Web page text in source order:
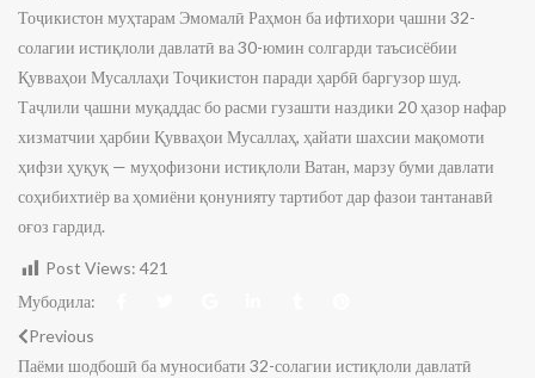
Тоҷикистон муҳтарам Эмомалӣ Раҳмон ба ифтихори ҷашни 32-
солагии истиқлоли давлатӣ ва 30-юмин солгарди таъсисёбии
Қувваҳои Мусаллаҳи Тоҷикистон паради ҳарбӣ баргузор шуд.
Таҷлили ҷашни муқаддас бо расми гузашти наздики 20 ҳазор нафар
хизматчии ҳарбии Қувваҳои Мусаллаҳ, ҳайати шахсии мақомоти
ҳифзи ҳуқуқ — муҳофизони истиқлоли Ватан, марзу буми давлати
соҳибихтиёр ва ҳомиёни қонунияту тартибот дар фазои тантанавӣ
оғоз гардид.
Post Views: 421
Мубодила:
Previous
Паёми шодбошӣ ба муносибати 32-солагии истиқлоли давлатӣ